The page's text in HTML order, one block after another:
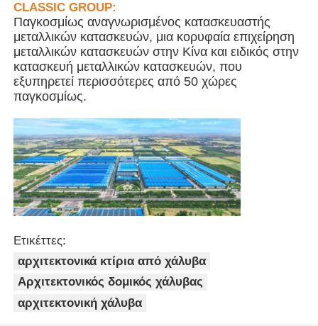
γραφείο δομής χάλυβα
Πτηνοτροφείο από χάλυβα
Βιομηχανική μεταλλική κατασκευή
Δημόσιο κτίριο από χάλυβα
Εμπορική δομή χάλυβα
Προπαρασκευασμένη δομή από χάλυβα
CLASSIC GROUP:
Παγκοσμίως αναγνωρισμένος κατασκευαστής
μεταλλικών κατασκευών, μια κορυφαία επιχείρηση
μεταλλικών κατασκευών στην Κίνα και ειδικός στην
κατασκευή μεταλλικών κατασκευών, που
εξυπηρετεί περισσότερες από 50 χώρες
παγκοσμίως.
Ετικέττες:
αρχιτεκτονικά κτίρια από χάλυβα
Αρχιτεκτονικός δομικός χάλυβας
αρχιτεκτονική χάλυβα